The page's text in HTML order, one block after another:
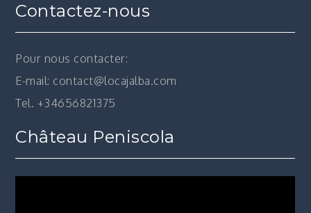
Contactez-nous
Pour nous contacter:
E-mail: contact@locajalba.com
Tel. +34656821375
Château Peniscola